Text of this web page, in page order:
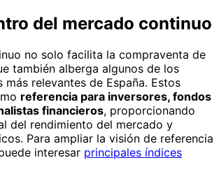
del mercado continuo
no solo facilita la compraventa de
también alberga algunos de los
más relevantes de España. Estos
referencia para inversores, fondos
financieros, proporcionando
del rendimiento del mercado y
Para ampliar la visión de referencia
interesar principales índices